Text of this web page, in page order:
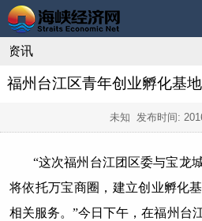
资讯
福州台江区青年创业孵化基
未知 发布时间:
“这次福州台江团区委与宝龙
将依托万宝商圈，建立创业孵化
相关服务。”今日下午，在福州台